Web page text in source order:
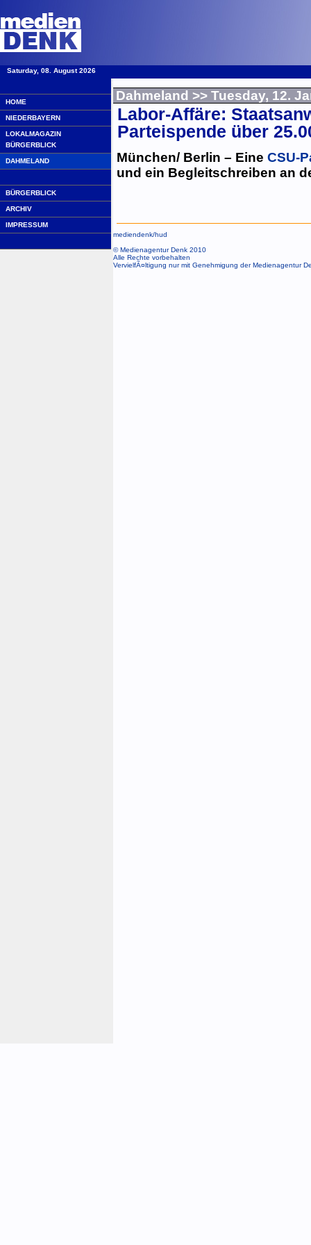
Saturday, 08. August 2026
HOME
NIEDERBAYERN
LOKALMAGAZIN
BÜRGERBLICK
DAHMELAND
BÜRGERBLICK
ARCHIV
IMPRESSUM
Dahmeland >> Tuesday, 12.
Labor-Affäre:
Parteispende über
München/ Berlin – Eine CSU-
und ein Begleitschreiben an
mediendenk/hud
© Medienagentur Denk 2010
Alle Rechte vorbehalten
VervielfÃ¤ltigung nur mit Genehmigung der Medienagentur